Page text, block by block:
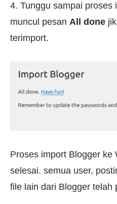
4. Tunggu sampai proses
muncul pesan All done
terimport.
Proses import Blogger ke
selesai. semua user,
file lain dari Blogger telah